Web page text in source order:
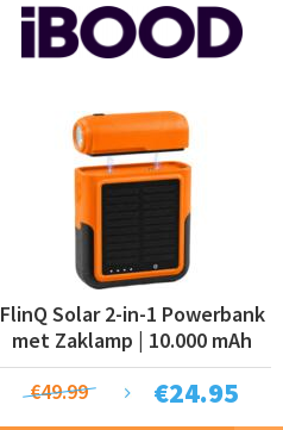
FlinQ Solar 2-in-1 Powerbank
met Zaklamp | 10.000 mAh
€24.95
€49.99